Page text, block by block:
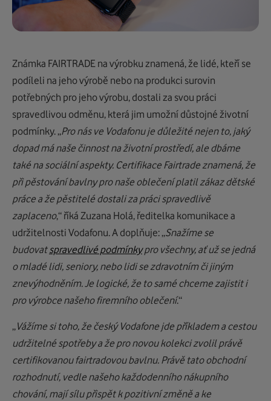
Známka FAIRTRADE na výrobku znamená, že lidé, kteří se
podíleli na jeho výrobě nebo na produkci surovin
potřebných pro jeho výrobu, dostali za svou práci
spravedlivou odměnu, která jim umožní důstojné životní
podmínky. „Pro nás ve Vodafonu je důležité nejen to, jaký
dopad má naše činnost na životní prostředí, ale dbáme
také na sociální aspekty. Certifikace Fairtrade znamená, že
při pěstování bavlny pro naše oblečení platil zákaz dětské
práce a že pěstitelé dostali za práci spravedlivě
zaplaceno,“ říká Zuzana Holá, ředitelka komunikace a
udržitelnosti Vodafonu. A doplňuje: „Snažíme se
budovatspravedlivé podmínkypro všechny, ať už se jedná
o mladé lidi, seniory, nebo lidi se zdravotním či jiným
znevýhodněním. Je logické, že to samé chceme zajistit i
pro výrobce našeho firemního oblečení.“
„Vážíme si toho, že český Vodafone jde příkladem a cestou
udržitelné spotřeby a že pro novou kolekci zvolil právě
certifikovanou fairtradovou bavlnu. Právě tato obchodní
rozhodnutí, vedle našeho každodenního nákupního
chování, mají sílu přispět k pozitivní změně a ke